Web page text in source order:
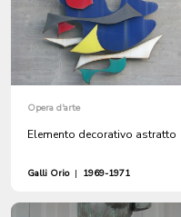
Opera d'arte
Elemento decorativo astratto
Galli Orio | 1969-1971